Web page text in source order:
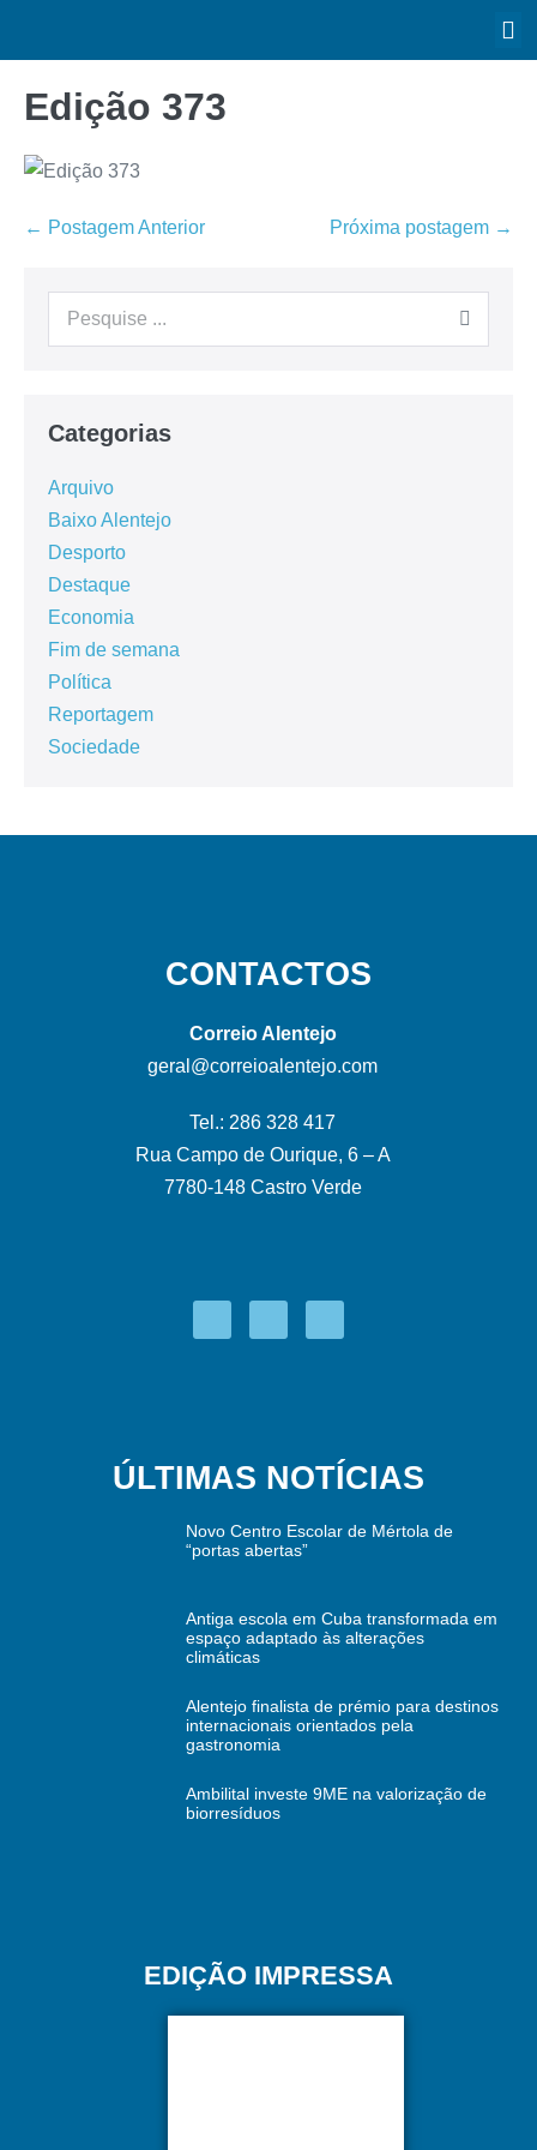
Edição 373
← Postagem Anterior Próxima postagem →
Categorias
Arquivo
Baixo Alentejo
Desporto
Destaque
Economia
Fim de semana
Política
Reportagem
Sociedade
CONTACTOS
Correio Alentejo
geral@correioalentejo.com
Tel.: 286 328 417
Rua Campo de Ourique, 6 – A
7780-148 Castro Verde
ÚLTIMAS NOTÍCIAS
Novo Centro Escolar de Mértola de
“portas abertas”
Antiga escola em Cuba transformada em
espaço adaptado às alterações
climáticas
Alentejo finalista de prémio para destinos
internacionais orientados pela
gastronomia
Ambilital investe 9ME na valorização de
biorresíduos
EDIÇÃO IMPRESSA